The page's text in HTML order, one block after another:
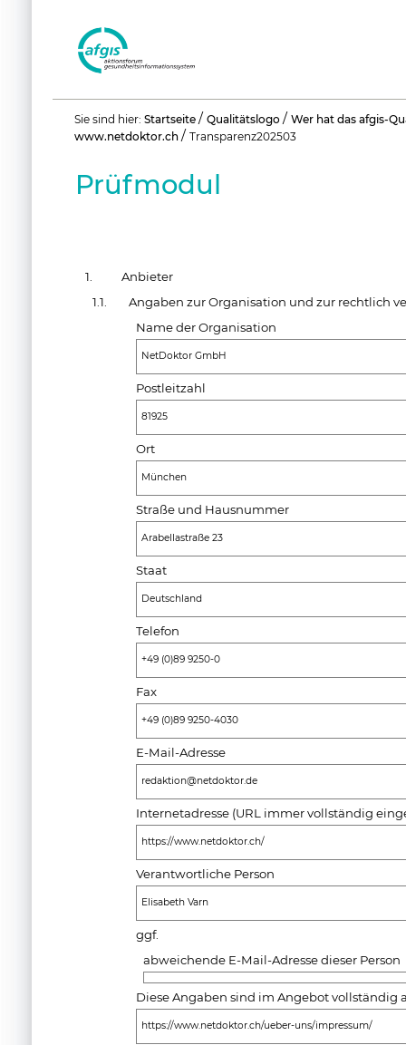
Benutzerspezifische
Werkzeuge
Sie sind hier: Startseite / Qualitätslogo / Wer hat das afgis-
www.netdoktor.ch / Transparenz202503
Prüfmodul
1.
Anbieter
1.1.
Angaben zur Organisation und zur rechtlich
Name der Organisation
NetDoktor GmbH
Postleitzahl
81925
Ort
München
Straße und Hausnummer
Arabellastraße 23
Staat
Deutschland
Telefon
+49 (0)89 9250-0
Fax
+49 (0)89 9250-4030
E-Mail-Adresse
redaktion@netdoktor.de
Internetadresse (URL immer vollständig
https://www.netdoktor.ch/
Verantwortliche Person
Elisabeth Varn
ggf.
abweichende E-Mail-Adresse dieser Person
Diese Angaben sind im Angebot
https://www.netdoktor.ch/ueber-uns/impressum/